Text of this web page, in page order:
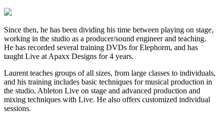
Since then, he has been dividing his time between playing on stage,
working in the studio as a producer/sound engineer and teaching.
He has recorded several training DVDs for Elephorm, and has
taught Live at Apaxx Designs for 4 years.
Laurent teaches groups of all sizes, from large classes to individuals,
and his training includes basic techniques for musical production in
the studio, Ableton Live on stage and advanced production and
mixing techniques with Live. He also offers customized individual
sessions.